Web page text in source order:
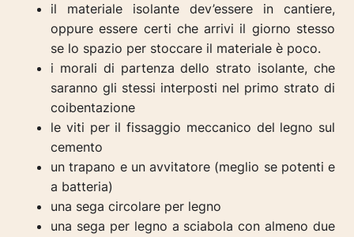
il materiale isolante dev’essere in cantiere,
oppure essere certi che arrivi il giorno stesso
se lo spazio per stoccare il materiale è poco.
i morali di partenza dello strato isolante, che
saranno gli stessi interposti nel primo strato di
coibentazione
le viti per il fissaggio meccanico del legno sul
cemento
un trapano e un avvitatore (meglio se potenti e
a batteria)
una sega circolare per legno
una sega per legno a sciabola con almeno due